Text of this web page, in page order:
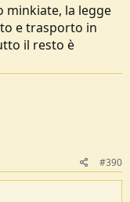
minkiate, la legge
e trasporto in
il resto è
#390